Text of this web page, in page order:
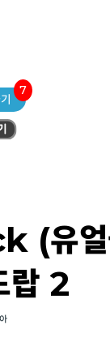
7
유얼
랍 2